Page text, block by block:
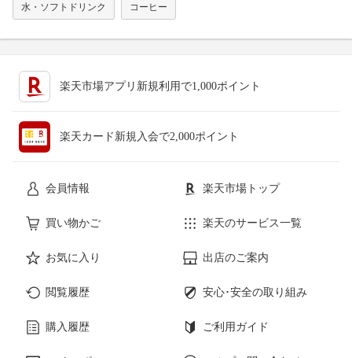
水・ソフトドリンク コーヒー
楽天市場アプリ新規利用で1,000ポイント
楽天カード新規入会で2,000ポイント
会員情報 楽天市場トップ
買い物かご 楽天のサービス一覧
お気に入り 出店のご案内
閲覧履歴 安心･安全の取り組み
購入履歴 ご利用ガイド